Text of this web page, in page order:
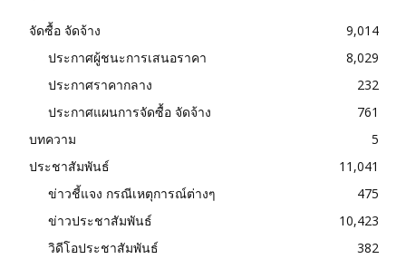
จัดซื้อ จัดจ้าง
9,014
ประกาศผู้ชนะการเสนอราคา
8,029
ประกาศราคากลาง
232
ประกาศแผนการจัดซื้อ จัดจ้าง
761
บทความ
5
ประชาสัมพันธ์
11,041
ข่าวชี้แจง กรณีเหตุการณ์ต่างๆ
475
ข่าวประชาสัมพันธ์
10,423
วิดีโอประชาสัมพันธ์
382